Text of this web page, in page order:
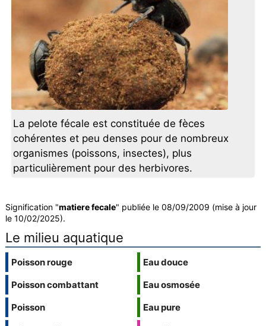
La pelote fécale est constituée de fèces
cohérentes et peu denses pour de nombreux
organismes (poissons, insectes), plus
particulièrement pour des herbivores.
Signification "matiere fecale" publiée le 08/09/2009 (mise à jour
le 10/02/2025).
Le milieu aquatique
Poisson rouge
Poisson combattant
Poisson
Eau douce
Eau osmosée
Eau pure